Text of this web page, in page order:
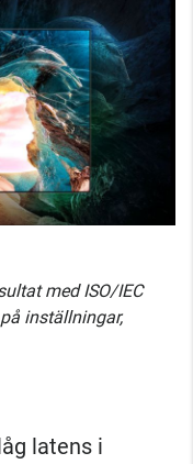
med ISO/IEC
inställningar,
latens i